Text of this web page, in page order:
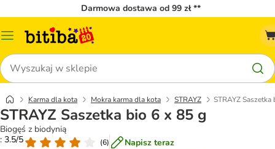
Darmowa dostawa od 99 zł **
Menu
Szukaj
Karma dla kota Mokra karma dla kota STRAYZ STRAYZ
STRAYZ Saszetka bio 6 x 85 g
Biogęś z biodynią
: 3.5/5
(6) Napisz teraz